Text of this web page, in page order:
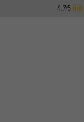
4.7/5